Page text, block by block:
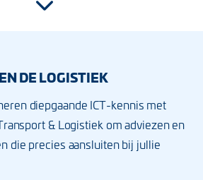
DE LOGISTIEK
diepgaande ICT-kennis met
& Logistiek om adviezen en
die precies aansluiten bij jullie